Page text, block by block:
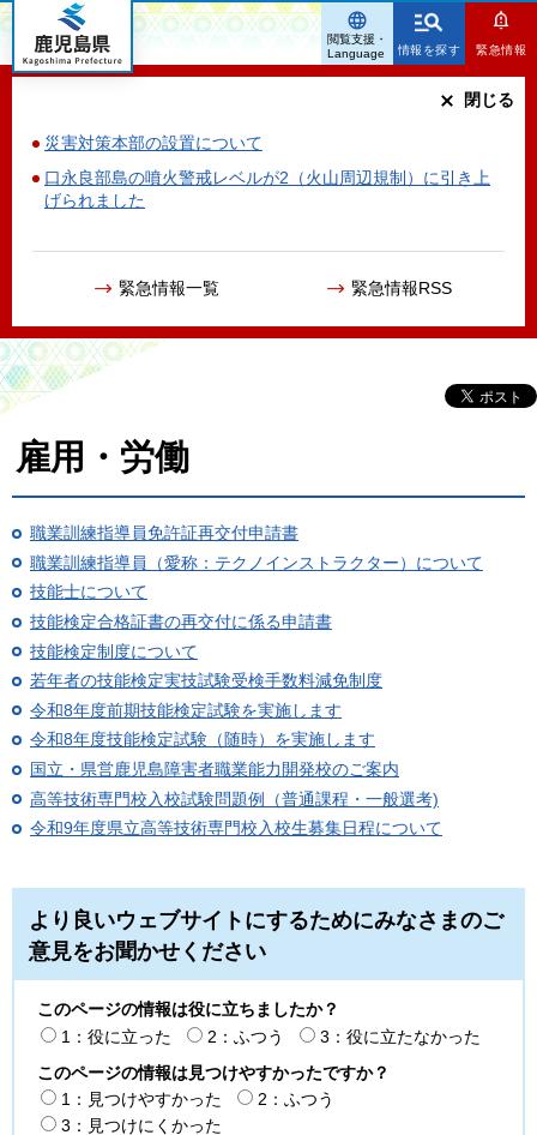
鹿児島県
情報を探す 緊急情報
災害対策本部の設置について
口永良部島の噴火警戒レベルが2（火山周辺規制）に引き上
げられました
緊急情報一覧 緊急情報RSS
閉じる
閲覧支援・
Language
雇用・労働
職業訓練指導員免許証再交付申請書
職業訓練指導員（愛称：テクノインストラクター）について
技能士について
技能検定合格証書の再交付に係る申請書
技能検定制度について
若年者の技能検定実技試験受検手数料減免制度
令和8年度前期技能検定試験を実施します
令和8年度技能検定試験（随時）を実施します
国立・県営鹿児島障害者職業能力開発校のご案内
高等技術専門校入校試験問題例（普通課程・一般選考)
令和9年度県立高等技術専門校入校生募集日程について
より良いウェブサイトにするためにみなさまのご
意見をお聞かせください
このページの情報は役に立ちましたか？
1：役に立った
2：ふつう
3：役に立たなかった
このページの情報は見つけやすかったですか？
1：見つけやすかった
2：ふつう
3：見つけにくかった